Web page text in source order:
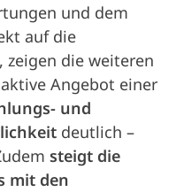
und dem
auf die
die weiteren
Angebot einer
und
deutlich –
steigt die
mit den